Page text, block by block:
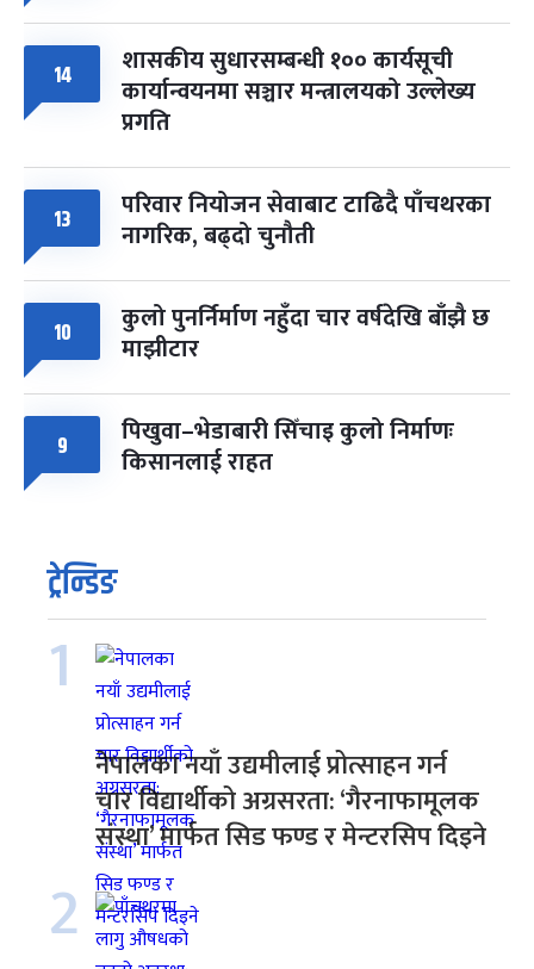
14 शासकीय सुधारसम्बन्धी १०० कार्यसूची
कार्यान्वयनमा सञ्चार मन्त्रालयको उल्लेख्य
प्रगति
13 परिवार नियोजन सेवाबाट टाढिदै पाँचथरका
नागरिक, बढ्दो चुनौती
10 कुलो पुनर्निर्माण नहुँदा चार वर्षदेखि बाँझै छ
माझीटार
9 पिखुवा–भेडाबारी सिँचाइ कुलो निर्माणः
किसानलाई राहत
ट्रेन्डिङ
1
नेपालका नयाँ उद्यमीलाई प्रोत्साहन गर्न
चार विद्यार्थीको अग्रसरता: ‘गैरनाफामूलक
संस्था’ मार्फत सिड फण्ड र मेन्टरसिप दिइने
2